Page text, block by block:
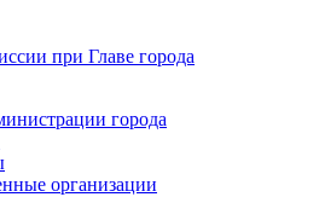
при Главе города
города
организации